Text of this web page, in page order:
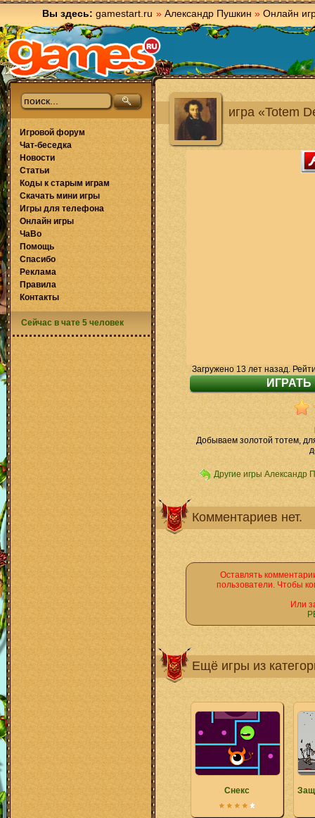
Вы здесь: gamestart.ru » Александр Пушкин » Онлайн
игра «Totem
Загружено 13 лет назад.
Добываем золотой тотем,
Другие игры Александр
Комментариев нет.
Оставлять
пользователи. Чтобы
Или
Ещё игры из
Снекс
Игровой форум
Чат-беседка
Новости
Статьи
Коды к старым играм
Скачать мини игры
Игры для телефона
Онлайн игры
ЧаВо
Помощь
Спасибо
Реклама
Правила
Контакты
Сейчас в чате 5 человек